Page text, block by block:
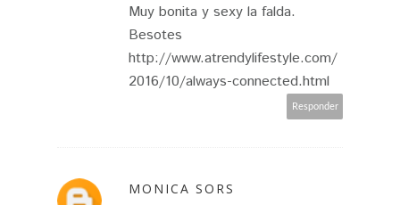
Muy bonita y sexy la falda.
Besotes
http://www.atrendylifestyle.com/
2016/10/always-connected.html
Responder
MONICA SORS